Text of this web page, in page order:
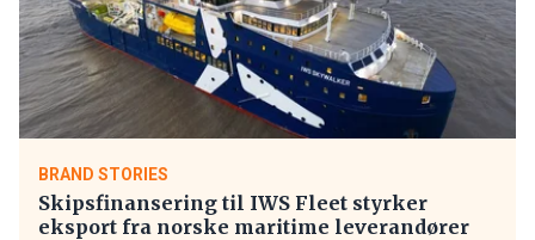
BRAND STORIES
Skipsfinansering til IWS Fleet styrker
eksport fra norske maritime leverandører